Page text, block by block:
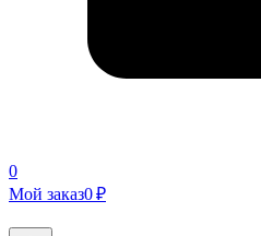
0
Мой заказ0 ₽